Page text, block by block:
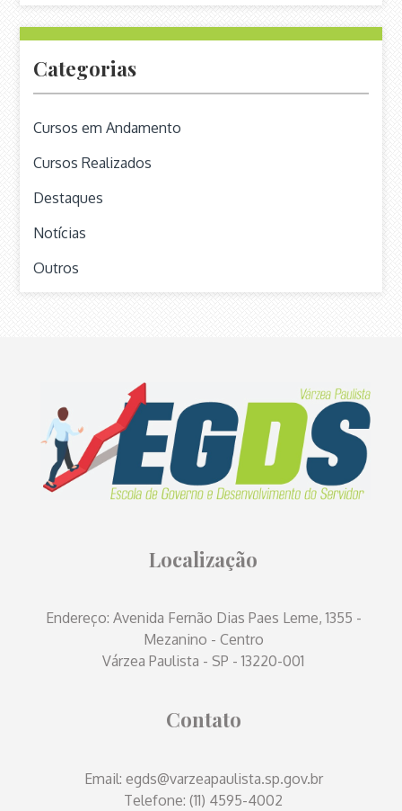
Categorias
Cursos em Andamento
Cursos Realizados
Destaques
Notícias
Outros
Localização
Endereço: Avenida Fernão Dias Paes Leme, 1355 -
Mezanino - Centro
Várzea Paulista - SP - 13220-001
Contato
Email: egds@varzeapaulista.sp.gov.br
Telefone: (11) 4595-4002